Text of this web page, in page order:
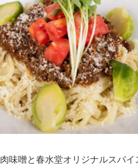
味噌と春水堂オリジナルスパ